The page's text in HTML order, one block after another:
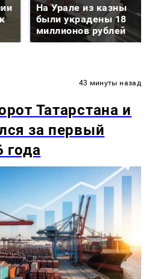
На Урале из казны
были украдены 18
миллионов рублей
43 минуты назад
Татарстана и
за первый
года